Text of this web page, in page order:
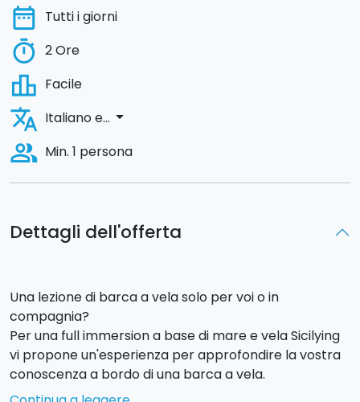
Dettagli dell'offerta
Una lezione di barca a vela solo per voi o in
compagnia?
Per una full immersion a base di mare e vela Sicilying
vi propone un'esperienza per approfondire la vostra
conoscenza a bordo di una barca a vela.
Sarà infatti possibile partecipare a
date_range Tutti i giorni
timer 2 Ore
leaderboard Facile
translate Italiano e... arrow_drop_down
people_alt Min. 1 persona